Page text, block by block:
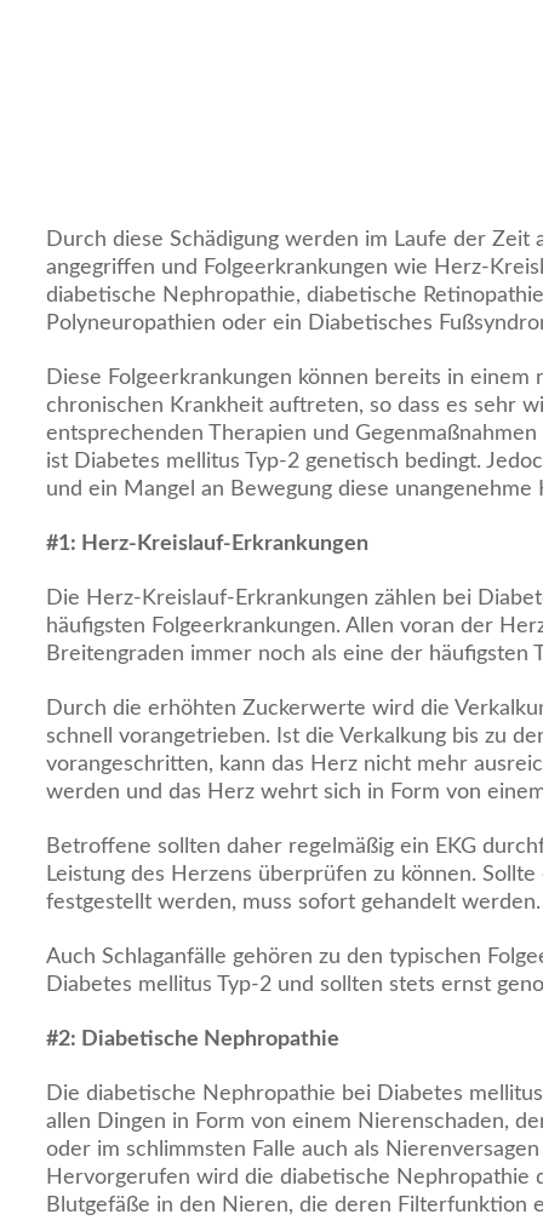
Durch diese Schädigung werden im Laufe der Zeit
angegriffen und Folgeerkrankungen wie Herz-
diabetische Nephropathie, diabetische
Polyneuropathien oder ein Diabetisches
Diese Folgeerkrankungen können bereits in
chronischen Krankheit auftreten, so dass es sehr
entsprechenden Therapien und Gegenmaßnahmen
ist Diabetes mellitus Typ-2 genetisch bedingt.
und ein Mangel an Bewegung diese unangenehme
#1: Herz-Kreislauf-Erkrankungen
Die Herz-Kreislauf-Erkrankungen zählen bei
häufigsten Folgeerkrankungen. Allen voran der
Breitengraden immer noch als eine der häufigsten
Durch die erhöhten Zuckerwerte wird die
schnell vorangetrieben. Ist die Verkalkung bis zu
vorangeschritten, kann das Herz nicht mehr
werden und das Herz wehrt sich in Form von
Betroffene sollten daher regelmäßig ein EKG
Leistung des Herzens überprüfen zu können.
festgestellt werden, muss sofort gehandelt werden.
Auch Schlaganfälle gehören zu den typischen
Diabetes mellitus Typ-2 und sollten stets ernst
#2: Diabetische Nephropathie
Die diabetische Nephropathie bei Diabetes
allen Dingen in Form von einem Nierenschaden,
oder im schlimmsten Falle auch als
Hervorgerufen wird die diabetische Nephropathie
Blutgefäße in den Nieren, die deren Filterfunktion